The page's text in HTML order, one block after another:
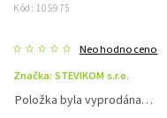
Kód: 105975
Neohodnoceno
Značka: STEVIKOM s.r.o.
Položka byla vyprodána…